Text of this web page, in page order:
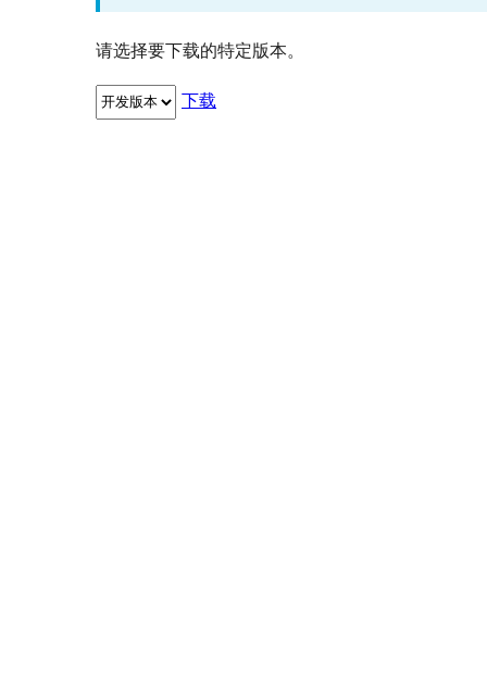
请选择要下载的特定版本。
下载